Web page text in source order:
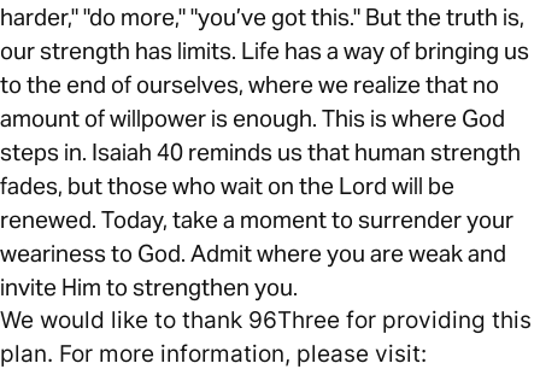
harder," "do more," "you’ve got this." But the truth is,
our strength has limits. Life has a way of bringing us
to the end of ourselves, where we realize that no
amount of willpower is enough. This is where God
steps in. Isaiah 40 reminds us that human strength
fades, but those who wait on the Lord will be
renewed. Today, take a moment to surrender your
weariness to God. Admit where you are weak and
invite Him to strengthen you.
We would like to thank 96Three for providing this
plan. For more information, please visit: